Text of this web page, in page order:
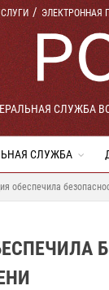
ЭЛЕКТРОННАЯ
СЛУЖБА
СЛУЖБА
обеспечила